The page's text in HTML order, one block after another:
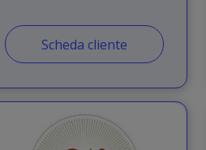
Scheda cliente